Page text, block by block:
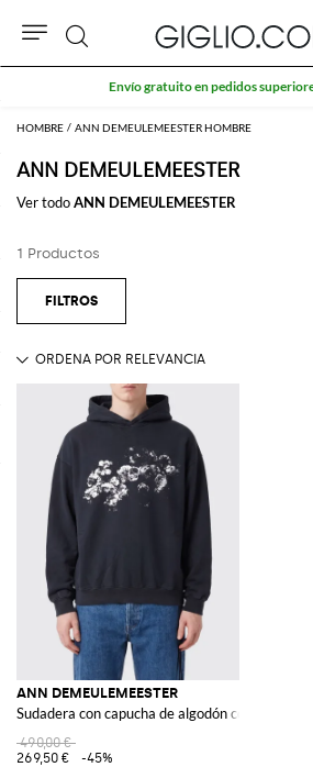
HOMBRE ANN DEMEULEMEESTER HOMBRE
ANN DEMEULEMEESTER
Ver todoANN DEMEULEMEESTER
1 Productos
ANN DEMEULEMEESTER
Sudadera con capucha de algodón con
490,00 €
269,50 €
-45%
Buscar
Envío gratuito en pedidos